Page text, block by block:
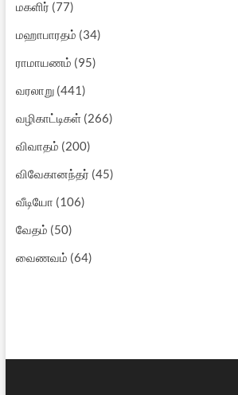
மகளிர் (77)
மஹாபாரதம் (34)
ராமாயணம் (95)
வரலாறு(441)
வழிகாட்டிகள்(266)
விவாதம் (200)
விவேகானந்தர் (45)
வீடியோ (106)
வேதம் (50)
வைணவம் (64)